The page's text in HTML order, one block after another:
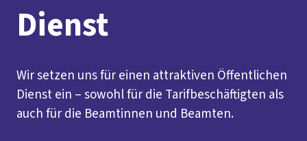
Dienst
Wir setzen uns für einen attraktiven Öffentlichen
Dienst ein – sowohl für die Tarifbeschäftigten als
auch für die Beamtinnen und Beamten.